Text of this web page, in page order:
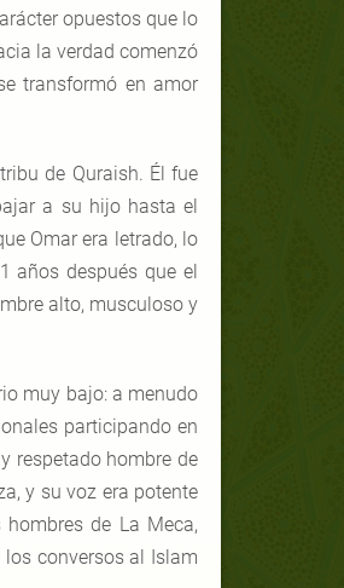
opuestos que lo
la verdad comenzó
transformó en amor
de Quraish. Él fue
a su hijo hasta el
Omar era letrado, lo
años después que el
alto, musculoso y
muy bajo: a menudo
participando en
respetado hombre de
y su voz era potente
de La Meca,
conversos al Islam